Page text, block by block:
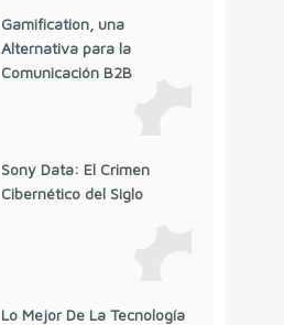
Gamification, una
Alternativa para la
Comunicación B2B
Sony Data: El Crimen
Cibernético del Siglo
Lo Mejor De La Tecnología